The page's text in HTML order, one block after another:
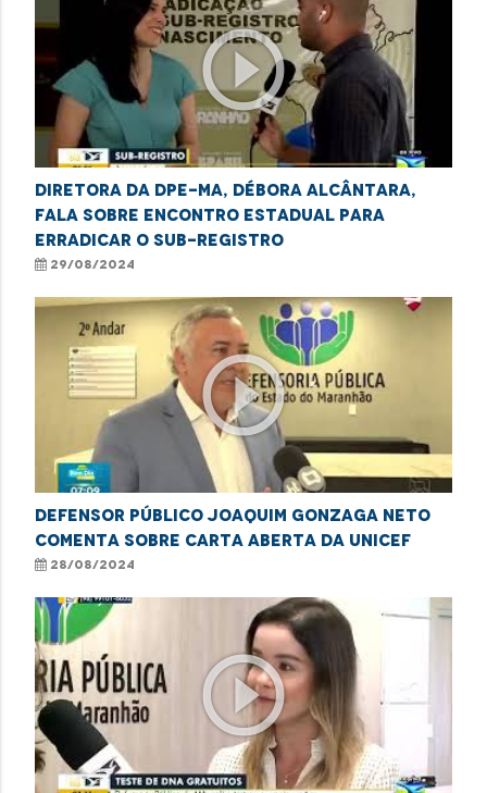
play_circle_outline
Diretora da DPE-MA, Débora Alcântara,
fala sobre Encontro Estadual para
Erradicar o Sub-Registro
29/08/2024
play_circle_outline
Defensor Público Joaquim Gonzaga Neto
comenta sobre carta aberta da UNICEF
28/08/2024
play_circle_outline